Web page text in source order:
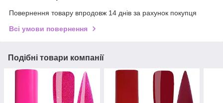
Повернення товару впродовж 14 днів за рахунок покупця
Всі умови повернення
Подібні товари компанії